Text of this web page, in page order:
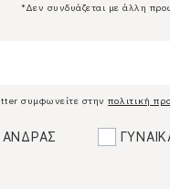
*Δεν συνδυάζεται με άλλη
συμφωνείτε στηνπολιτική
ΑΝΔΡΑΣ